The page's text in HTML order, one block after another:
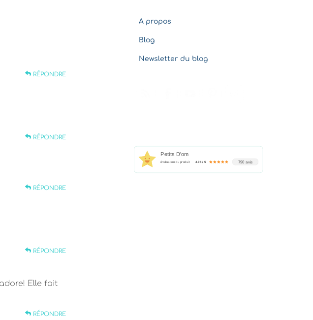
RÉPONDRE
RÉPONDRE
RÉPONDRE
RÉPONDRE
Elle fait
RÉPONDRE
A propos
Blog
Newsletter du blog
Petits D'om
évaluation du produit 4.96 / 5 790 avis